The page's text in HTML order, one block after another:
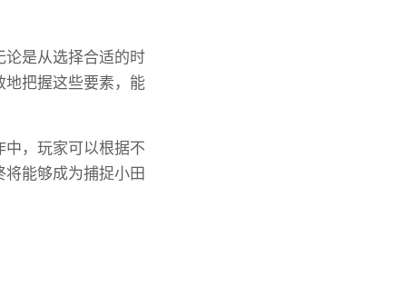
是从选择合适的时
把握这些要素，能
，玩家可以根据不
能够成为捕捉小田